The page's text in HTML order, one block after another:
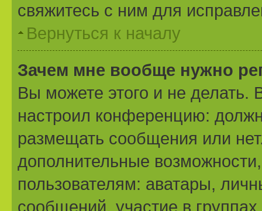
свяжитесь с ним для
Вернуться к началу
Зачем мне вообще нужно
Вы можете этого и не делать.
настроил конференцию:
размещать сообщения или
дополнительные
пользователям: аватары,
сообщений, участие в